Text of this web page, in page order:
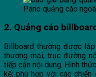
Pano quảng cáo
2. Quảng cáo billboard
Billboard thường được
thương mại; trục đường
tiếp cận nội dung. Hình
kế; phù hợp với các